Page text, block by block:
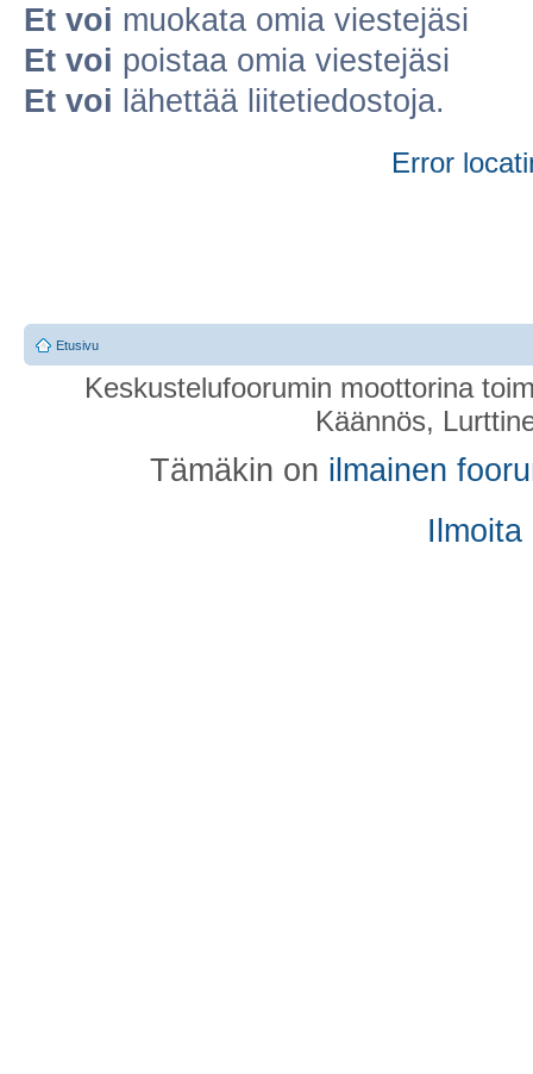
Et voi muokata omia viestejäsi
Et voi poistaa omia viestejäsi
Et voi lähettää liitetiedostoja.
Error
Etusivu
Keskustelufoorumin moottorina
Käännös,
Tämäkin on ilmainen